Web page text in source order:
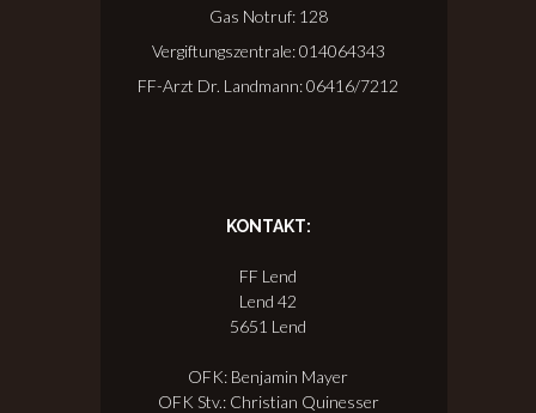
Gas Notruf: 128
Vergiftungszentrale: 014064343
FF-Arzt Dr. Landmann: 06416/7212
KONTAKT:
FF Lend
Lend 42
5651 Lend
OFK: Benjamin Mayer
OFK Stv.: Christian Quinesser